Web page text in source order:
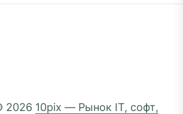
2026 10pix — Рынок IT, софт,